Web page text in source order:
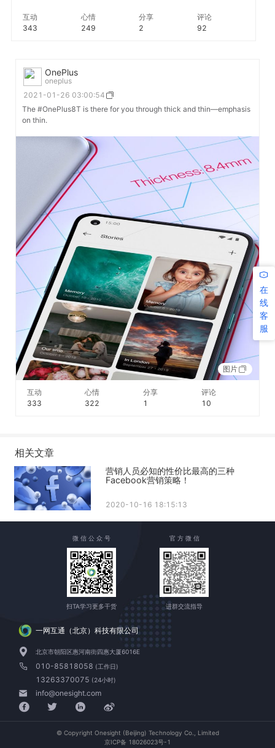
互动
343
心情
249
分享
2
评论
92
OnePlus
oneplus
2021-01-26 03:00:54
The #OnePlus8T is there for you through thick and thin—emphasis
on thin.
图片
互动
333
心情
322
分享
1
评论
10
相关文章
营销人员必知的性价比最高的三种
Facebook营销策略！
2020-10-16 18:15:13
在
线
客
服
一网互通（北京）科技有限公司
北京市朝阳区惠河南街四惠大厦6016E
010-85818058 (工作日)
13263370075 (24小时)
info@onesight.com
微 信 公 众 号
扫TA学习更多干货
官 方 微 信
进群交流指导
© Copyright Onesight (Beijing) Technology Co., Limited
京ICP备 18026023号-1